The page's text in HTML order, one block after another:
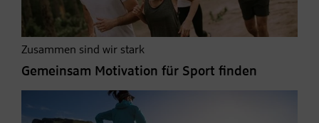
Zusammen sind wir stark
Gemeinsam Motivation für Sport finden